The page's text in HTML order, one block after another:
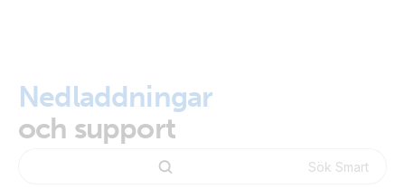
Nedladdningar
och support